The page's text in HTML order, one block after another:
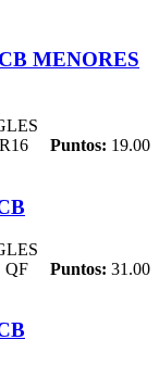
MENORES
R16
Puntos: 19.00
QF
Puntos: 31.00